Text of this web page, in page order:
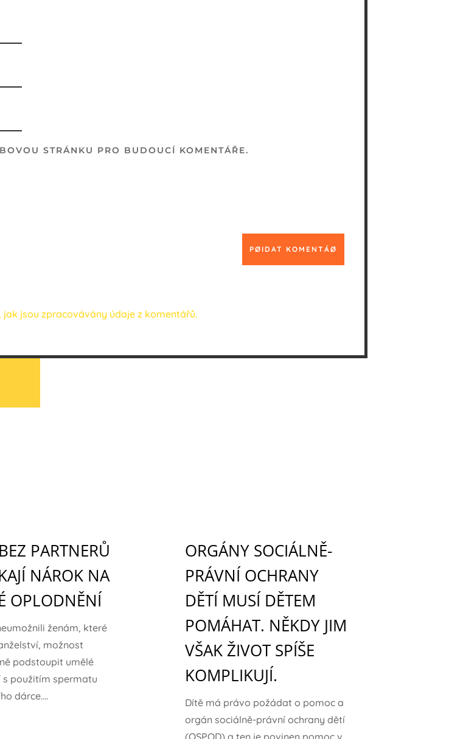
STRÁNKU PRO BUDOUCÍ KOMENTÁŘE.
PØIDAT KOMENTÁØ
jak jsou zpracovávány údaje z komentářů.
PARTNERŮ
NÁROK NA
OPLODNĚNÍ
ženám, které
možnost
podstoupit umělé
s použitím spermatu
dárce....
ORGÁNY SOCIÁLNĚ-
PRÁVNÍ OCHRANY
DĚTÍ MUSÍ DĚTEM
POMÁHAT. NĚKDY JIM
VŠAK ŽIVOT SPÍŠE
KOMPLIKUJÍ.
Dítě má právo požádat o pomoc a
orgán sociálně-právní ochrany dětí
(OSPOD) a ten je povinen pomoc v